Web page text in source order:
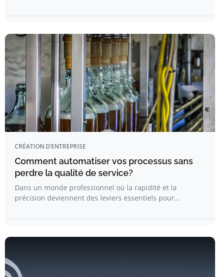
CRÉATION D’ENTREPRISE
Comment automatiser vos processus sans
perdre la qualité de service?
Dans un monde professionnel où la rapidité et la
précision deviennent des leviers essentiels pour…